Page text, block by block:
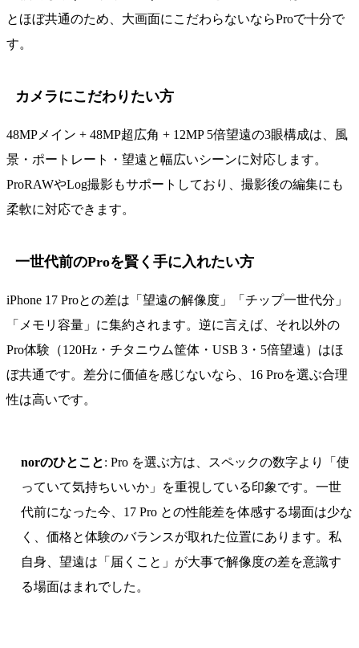
とほぼ共通のため、大画面にこだわらないならProで十分で
す。
カメラにこだわりたい方
48MPメイン + 48MP超広角 + 12MP 5倍望遠の3眼構成は、風
景・ポートレート・望遠と幅広いシーンに対応します。
ProRAWやLog撮影もサポートしており、撮影後の編集にも
柔軟に対応できます。
一世代前のProを賢く手に入れたい方
iPhone 17 Proとの差は「望遠の解像度」「チップ一世代分」
「メモリ容量」に集約されます。逆に言えば、それ以外の
Pro体験（120Hz・チタニウム筐体・USB 3・5倍望遠）はほ
ぼ共通です。差分に価値を感じないなら、16 Proを選ぶ合理
性は高いです。
norのひとこと: Pro を選ぶ方は、スペックの数字より「使
っていて気持ちいいか」を重視している印象です。一世
代前になった今、17 Pro との性能差を体感する場面は少な
く、価格と体験のバランスが取れた位置にあります。私
自身、望遠は「届くこと」が大事で解像度の差を意識す
る場面はまれでした。